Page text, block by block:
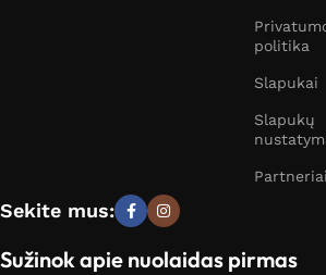
politika
Slapukai
Slapukų
Partneriai
Sekite mus:
Sužinok apie nuolaidas pirmas